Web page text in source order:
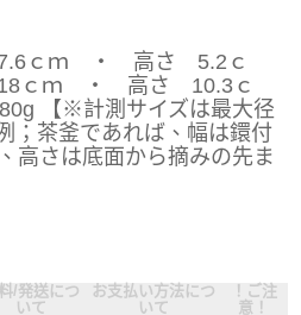
ｃｍ ・ 高さ 5.2ｃ
ｍ ・ 高さ 10.3ｃ
【※計測サイズは最大径
；茶釜であれば、幅は鐶付
高さは底面から摘みの先ま
/発送につ
いて
お支払い方法につ
いて
！ご注
意！